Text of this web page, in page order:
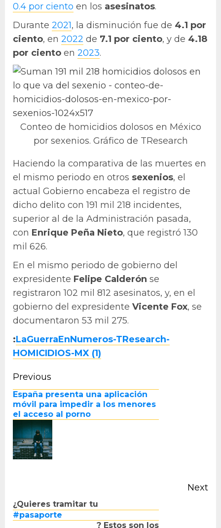
0.4 por ciento en los asesinatos.
Durante 2021, la disminución fue de 4.1 por
ciento, en 2022 de 7.1 por ciento, y de 4.18
por ciento en 2023.
Conteo de homicidios dolosos en México
por sexenios. Gráfico de TResearch
Haciendo la comparativa de las muertes en
el mismo periodo en otros sexenios, el
actual Gobierno encabeza el registro de
dicho delito con 191 mil 218 incidentes,
superior al de la Administración pasada,
con Enrique Peña Nieto, que registró 130
mil 626.
En el mismo periodo de gobierno del
expresidente Felipe Calderón se
registraron 102 mil 812 asesinatos, y, en el
gobierno del expresidente Vicente Fox, se
documentaron 53 mil 275.
:LaGuerraEnNumeros-TResearch-
HOMICIDIOS-MX (1)
Continue
Reading
Previous
España presenta una aplicación
móvil para impedir a los menores
el acceso al porno
Next
post:
¿Quieres tramitar tu
#pasaporte
? Estos son los